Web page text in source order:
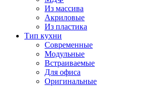
Из массива
Акриловые
Из пластика
Тип кухни
Современные
Модульные
Встраиваемые
Для офиса
Оригинальные